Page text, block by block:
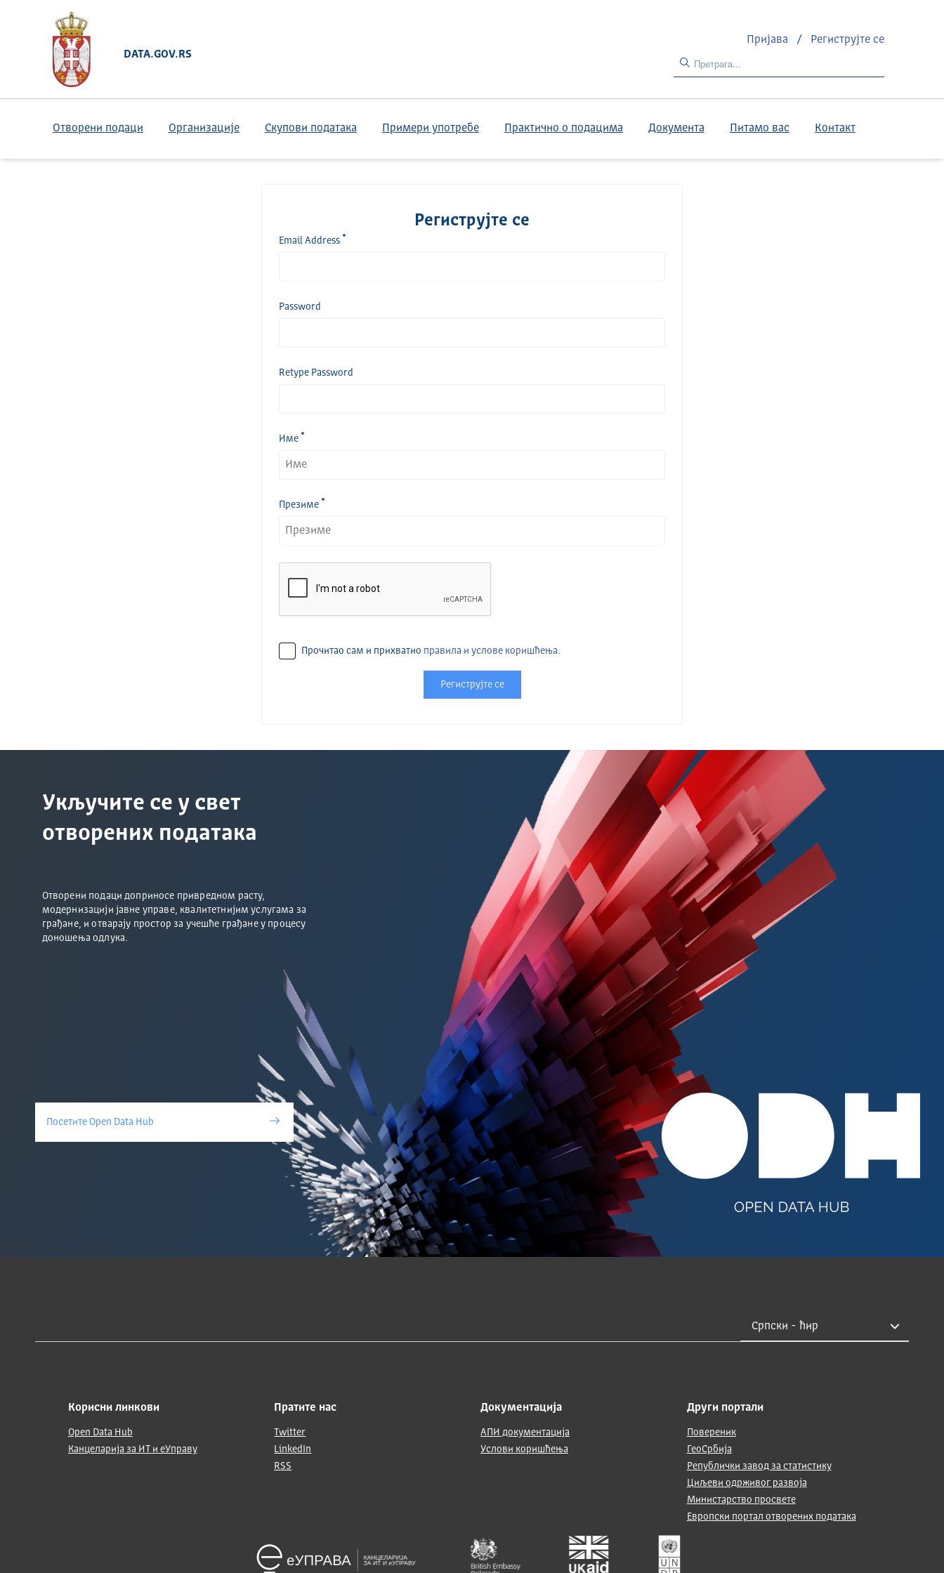
DATA.GOV.RS
Пријава / Региструјте се
Отворени подаци Организације Скупови података Примери употребе Практично о подацима Документа Питамо вас Контакт
Региструјте се
Email Address
Password
Retype Password
Име
Презиме
Прочитао сам и прихватио правила и услове коришћења.
Региструјте се
Укључите се у свет
отворених података
Отворени подаци доприносе привредном расту,
модернизацији јавне управе, квалитетнијим услугама за
грађане, и отварају простор за учешће грађане у процесу
доношења одлука.
Посетите Open Data Hub
Корисни линкови
Open Data Hub
Канцеларија за ИТ и еУправу
Пратите нас
Twitter
LinkedIn
RSS
Документација
АПИ документација
Услови коришћења
Други портали
Повереник
ГеоСрбија
Републички завод за статистику
Циљеви одрживог развоја
Министарство просвете
Европски портал отворених података